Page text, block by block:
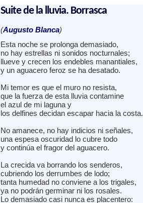
Suite de la lluvia. Borrasca
(Augusto Blanca)
Esta noche se prolonga demasiado,
no hay estrellas ni sonidos nocturnales;
llueve y crecen los endebles manantiales,
y un aguacero feroz se ha desatado.
Mi temor es que el muro no resista,
que la fuerza de esta lluvia contamine
el azul de mi laguna y
los delfines decidan escapar hacia la costa.
No amanece, no hay indicios ni señales,
una espesa oscuridad lo cubre todo
y continúa el fragor del aguacero.
La crecida va borrando los senderos,
cubriendo los derrumbes de lodo;
tanta humedad no conviene a los trigales,
ya no podrán germinar ni los rosales.
Lo demasiado casi nunca es placentero: